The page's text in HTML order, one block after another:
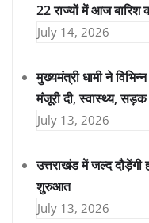
22 राज्यों में आज बारिश
July 14, 2026
मुख्यमंत्री धामी ने
मंजूरी दी, स्वास्थ्य, सड़क
July 13, 2026
उत्तराखंड में जल्द दौड़ेंगी
शुरुआत
July 13, 2026